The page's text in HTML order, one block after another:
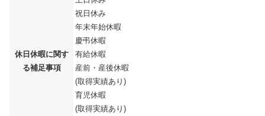
休日休暇に関す
る補足事項
祝日休み
年末年始休暇
慶弔休暇
有給休暇
産前・産後休暇
(取得実績あり)
育児休暇
(取得実績あり)